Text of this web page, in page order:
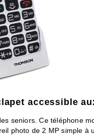
accessible
seniors. Ce téléphone
photo de 2 MP simple à